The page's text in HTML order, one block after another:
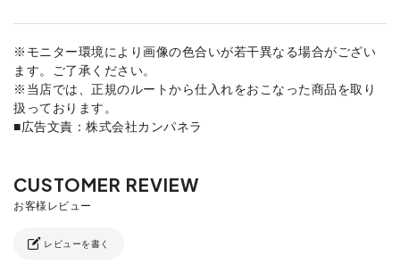
※モニター環境により画像の色合いが若干異なる場合がござい
ます。ご了承ください。
※当店では、正規のルートから仕入れをおこなった商品を取り
扱っております。
■広告文責：株式会社カンパネラ
レビューを書く